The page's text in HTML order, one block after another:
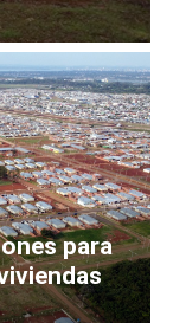
para